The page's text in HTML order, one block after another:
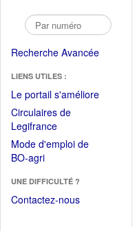
Recherche Avancée
LIENS UTILES :
Le portail s'améliore(Fichier
Circulaires de
Legifrance(Ouvrir
dans
une
fenêtre)
Mode d'emploi de
BO-agri(Ouvrir
une
nouvelle
UNE DIFFICULTÉ ?
Contactez-nous